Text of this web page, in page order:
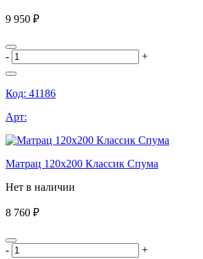
9 950 ₽
- +
Код: 41186
Арт:
Матрац 120х200 Классик Спума
Нет в наличии
8 760 ₽
- +